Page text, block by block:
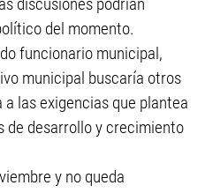
del momento.
funcionario municipal,
municipal buscaría otros
las exigencias que plantea
de desarrollo y crecimiento
y no queda